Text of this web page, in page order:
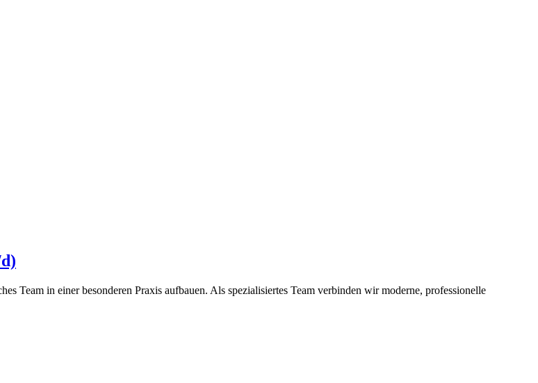
Team in einer besonderen Praxis aufbauen. Als spezialisiertes Team verbinden wir moderne, professionelle